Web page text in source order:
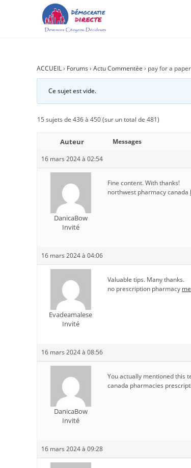
ACCUEIL› Forums › Actu Commentée › pay for a
Ce sujet est vide.
15 sujets de 436 à 450 (sur un total de 481)
Auteur
Messages
16 mars 2024 à 02:54
DanicaBow
Invité
Fine content. With thanks!
northwest pharmacy canada
16 mars 2024 à 04:06
Evadeamalese
Invité
Valuable tips. Many thanks.
no prescription pharmacy
16 mars 2024 à 08:56
DanicaBow
Invité
You actually mentioned this
canada pharmacies
16 mars 2024 à 09:28